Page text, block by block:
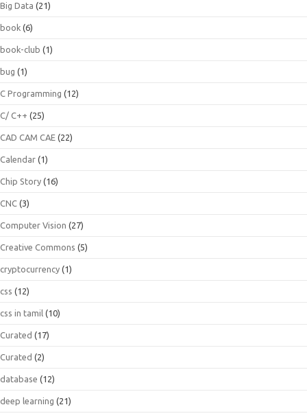
Big Data (21)
book (6)
book-club (1)
bug (1)
C Programming (12)
C/ C++ (25)
CAD CAM CAE (22)
Calendar (1)
Chip Story (16)
CNC (3)
Computer Vision (27)
Creative Commons (5)
cryptocurrency (1)
css (12)
css in tamil (10)
Curated (17)
Curated (2)
database (12)
deep learning (21)